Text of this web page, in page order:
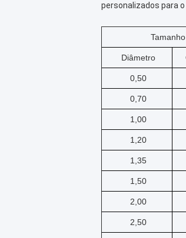
personalizados para
Diâmetro
0,50
0,70
1,00
1,20
1,35
1,50
2,00
2,50